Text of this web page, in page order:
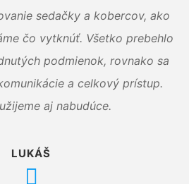
sedačky a kobercov, ako
čo vytknúť. Všetko prebehlo
podmienok, rovnako sa
a celkový prístup.
aj nabudúce.
LUKÁŠ